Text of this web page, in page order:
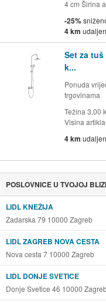
4 cm Širina
-25%
4 km
Set za
k...
Ponuda
trgovinama
Težina 3,00
Visina
4 km
POSLOVNICE U TVOJOJ
LIDL KNEŽIJA
Zadarska 79 10000 Zagreb
LIDL ZAGREB NOVA CESTA
Nova cesta 7 10000 Zagreb
LIDL DONJE SVETICE
Donje Svetice 46 10000